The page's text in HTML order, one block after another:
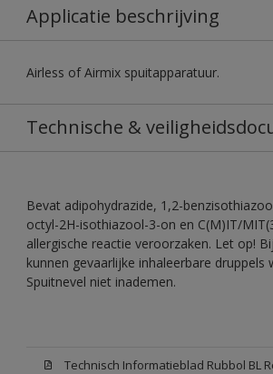
Applicatie beschrijving
Airless of Airmix spuitapparatuur.
Technische &
Bevat adipohydrazide, 1,2-
octyl-2H-isothiazool-3-on en C(M)IT/
allergische reactie veroorzaken. Let op!
kunnen gevaarlijke inhaleerbare druppels
Spuitnevel niet inademen.